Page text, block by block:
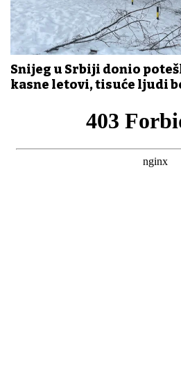
Snijeg u Srbiji donio
kasne letovi, tisuće ljudi